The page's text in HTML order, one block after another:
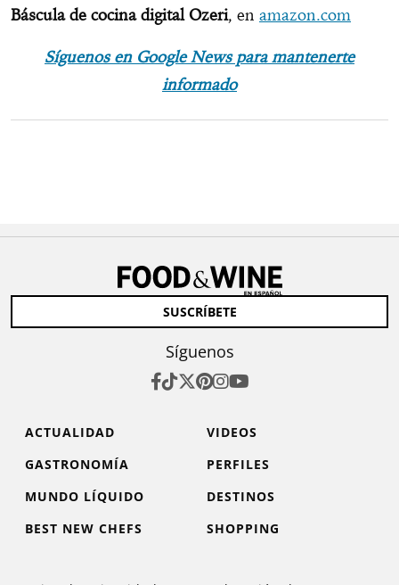
Báscula de cocina digital Ozeri, en amazon.com
Síguenos en Google News para mantenerte
informado
SUSCRÍBETE
Síguenos
ACTUALIDAD
VIDEOS
GASTRONOMÍA
PERFILES
MUNDO LÍQUIDO
DESTINOS
BEST NEW CHEFS
SHOPPING